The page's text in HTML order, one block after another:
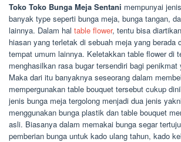
Toko Toko Bunga Meja Sentani mempunyai
banyak type seperti bunga meja, bunga tangan,
lainnya. Dalam hal table flower, tentu bisa
hiasan yang terletak di sebuah meja yang berada
tempat umum lainnya. Keletakkan table flower di
menghasilkan rasa bugar tersendiri bagi penikmat
Maka dari itu banyaknya seseorang dalam
mempergunakan table bouquet tersebut cukup
jenis bunga meja tergolong menjadi dua jenis
menggunakan bunga plastik dan table bouquet
asli. Biasanya dalam memakai bunga segar
pemberian bunga untuk kado ulang tahun, kado